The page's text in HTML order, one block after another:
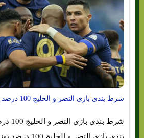
شرط بندی بازی النصر و الخلیج 100 درصد بونوس ویژه
شرط